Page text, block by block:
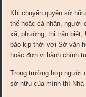
Khi chuyển quyền sở
thể hoặc cá nhân, người
xã, phường, thị trấn biết;
báo kịp thời với Sở văn
hoặc đơn vị hành chính
Trong trường hợp người
sở hữu của mình thì